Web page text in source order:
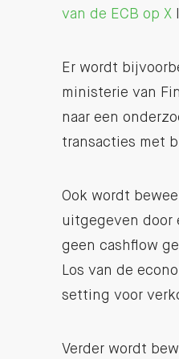
van de ECB op X
Er wordt
ministerie van
naar een
transacties met
Ook wordt
uitgegeven door
geen cashflow
Los van de
setting voor
Verder wordt